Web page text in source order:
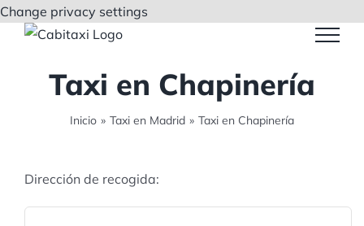
Change privacy settings
Taxi en Chapinería
Inicio » Taxi en Madrid » Taxi en Chapinería
Dirección de recogida: